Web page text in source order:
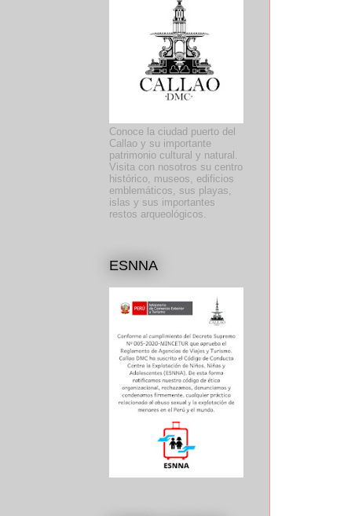
Conoce la ciudad puerto del
Callao y su importante
patrimonio cultural y natural.
Visita con nosotros su centro
histórico, museos, edificios
emblemáticos, sus playas,
islas y sus importantes
restos arqueológicos.
ESNNA